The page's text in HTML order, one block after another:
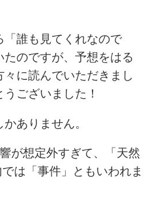
誰も見てくれなので
のですが、予想をはる
に読んでいただきまし
ございました！
ありません。
が想定外すぎて、「天然
は「事件」ともいわれま